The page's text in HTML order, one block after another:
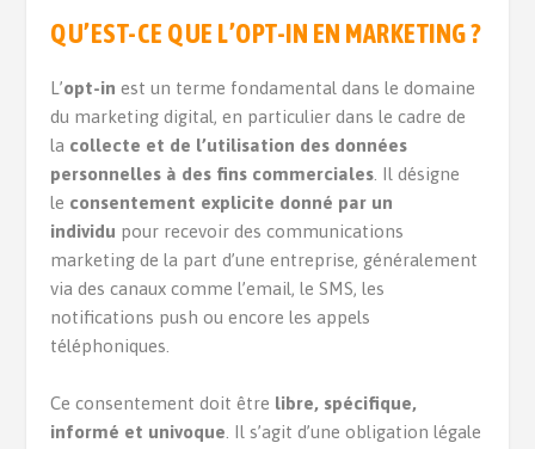
QU’EST-CE QUE L’OPT-IN EN MARKETING ?
L’opt-in est un terme fondamental dans le domaine
du marketing digital, en particulier dans le cadre de
la collecte et de l’utilisation des données
personnelles à des fins commerciales . Il désigne
le consentement explicite donné par un
individu pour recevoir des communications
marketing de la part d’une entreprise, généralement
via des canaux comme l’email, le SMS, les
notifications push ou encore les appels
téléphoniques.
Ce consentement doit être libre, spécifique,
informé et univoque . Il s’agit d’une obligation légale